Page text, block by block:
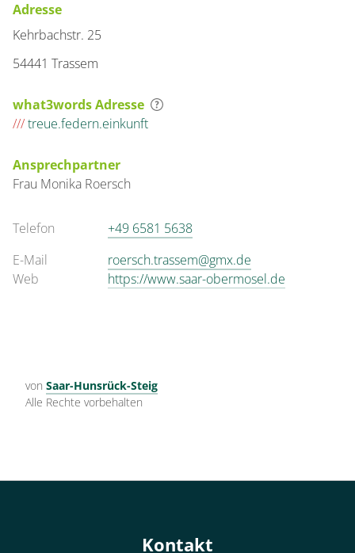
Adresse
Kehrbachstr. 25
54441 Trassem
what3words Adresse
///treue.federn.einkunft
Ansprechpartner
Frau Monika Roersch
Telefon
+49 6581 5638
E-Mail
roersch.trassem@gmx.de
Web
https://www.saar-obermosel.de
von Saar-Hunsrück-Steig
Alle Rechte vorbehalten
Kontakt